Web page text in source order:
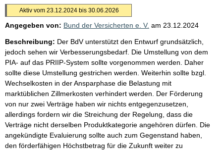
Aktiv vom 23.12.2024 bis 30.06.2026
Angegeben von: Bund der Versicherten e. V. am 23.12.2024
Beschreibung: Der BdV unterstützt den Entwurf grundsätzlich,
jedoch sehen wir Verbesserungsbedarf. Die Umstellung von dem
PIA- auf das PRIIP-System sollte vorgenommen werden. Daher
sollte diese Umstellung gestrichen werden. Weiterhin sollte bzgl.
Wechselkosten in der Ansparphase die Belastung mit
marktüblichen Zillmerkosten verhindert werden. Der Förderung
von nur zwei Verträge haben wir nichts entgegenzusetzen,
allerdings fordern wir die Streichung der Regelung, dass die
Verträge nicht derselben Produktkategorie angehören dürfen. Die
angekündigte Evaluierung sollte auch zum Gegenstand haben,
den förderfähigen Höchstbetrag für die Zukunft weiter zu